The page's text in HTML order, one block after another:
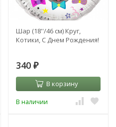
Шар (18''/46 см) Круг,
Котики, С Днем Рождения!
340 ₽
В корзину
В наличии